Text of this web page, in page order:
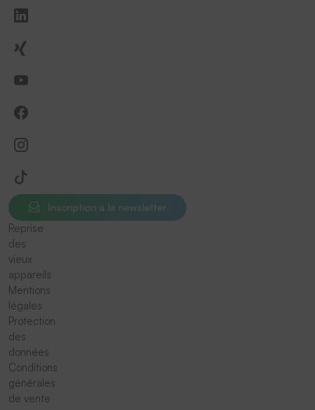
Inscription à la newsletter
Reprise
des
vieux
appareils
Mentions
légales
Protection
des
données
Conditions
générales
de vente